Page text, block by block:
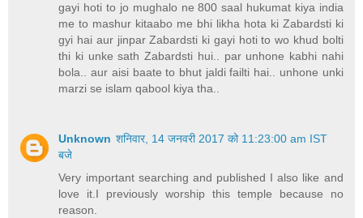
gayi hoti to jo mughalo ne 800 saal hukumat kiya india
me to mashur kitaabo me bhi likha hota ki Zabardsti ki
gyi hai aur jinpar Zabardsti ki gayi hoti to wo khud bolti
thi ki unke sath Zabardsti hui.. par unhone kabhi nahi
bola.. aur aisi baate to bhut jaldi failti hai.. unhone unki
marzi se islam qabool kiya tha..
Unknown शनिवार, 14 जनवरी 2017 को 11:23:00 am IST
बजे
Very important searching and published I also like and
love it.I previously worship this temple because no
reason.